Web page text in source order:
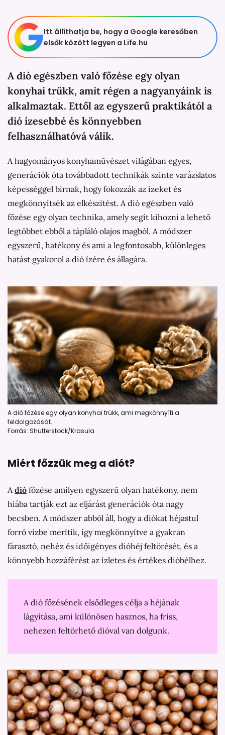
Itt állíthatja be, hogy a Google keresőben
elsők között legyen a Life.hu
A dió egészben való főzése egy olyan
konyhai trükk, amit régen a nagyanyáink is
alkalmaztak. Ettől az egyszerű praktikától a
dió ízesebbé és könnyebben
felhasználhatóvá válik.
A hagyományos konyhaművészet világában egyes,
generációk óta továbbadott technikák szinte varázslatos
képességgel bírnak, hogy fokozzák az ízeket és
megkönnyítsék az elkészítést. A dió egészben való
főzése egy olyan technika, amely segít kihozni a lehető
legtöbbet ebből a tápláló olajos magból. A módszer
egyszerű, hatékony és ami a legfontosabb, különleges
hatást gyakorol a dió ízére és állagára.
A dió főzése egy olyan konyhai trükk, ami megkönnyíti a
feldolgozását.
Forrás: Shutterstock/Krasula
Miért főzzük meg a diót?
Adió főzése amilyen egyszerű olyan hatékony, nem
hiába tartják ezt az eljárást generációk óta nagy
becsben. A módszer abból áll, hogy a diókat héjastul
forró vízbe merítik, így megkönnyítve a gyakran
fárasztó, nehéz és időigényes dióhéj feltörését, és a
könnyebb hozzáférést az ízletes és értékes dióbélhez.
A dió főzésének elsődleges célja a héjának
lágyítása, ami különösen hasznos, ha friss,
nehezen feltörhető dióval van dolgunk.